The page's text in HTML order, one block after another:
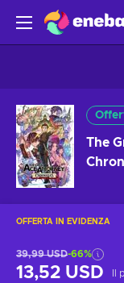
The
OFFERTA IN EVIDENZA
39,99 USD-66%
13,52 USD Il